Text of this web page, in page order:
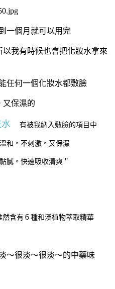
一個月就可以用完
我有時候也會把化妝水拿來
任何一個化妝水都敷臉
又保濕的
水 有被我納入敷臉的項目中
和。不刺激。又保濕
膩。快速吸收清爽＂
然含有６種和漢植物萃取精華
～很淡～很淡～的中藥味